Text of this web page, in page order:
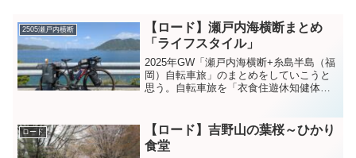
2505瀬戸内横断
【ロード】瀬戸内海横断まとめ
「ライフスタイル」
2025年GW「瀬戸内海横断+糸島半島（福
岡）自転車旅」のまとめをしていこうと
思う。自転車旅を「衣食住遊休知健体美
できて良いかもしれない。距離・気候・
最高高度↑実走ル...
ロード
【ロード】吉野山の葉桜～ひかり
食堂